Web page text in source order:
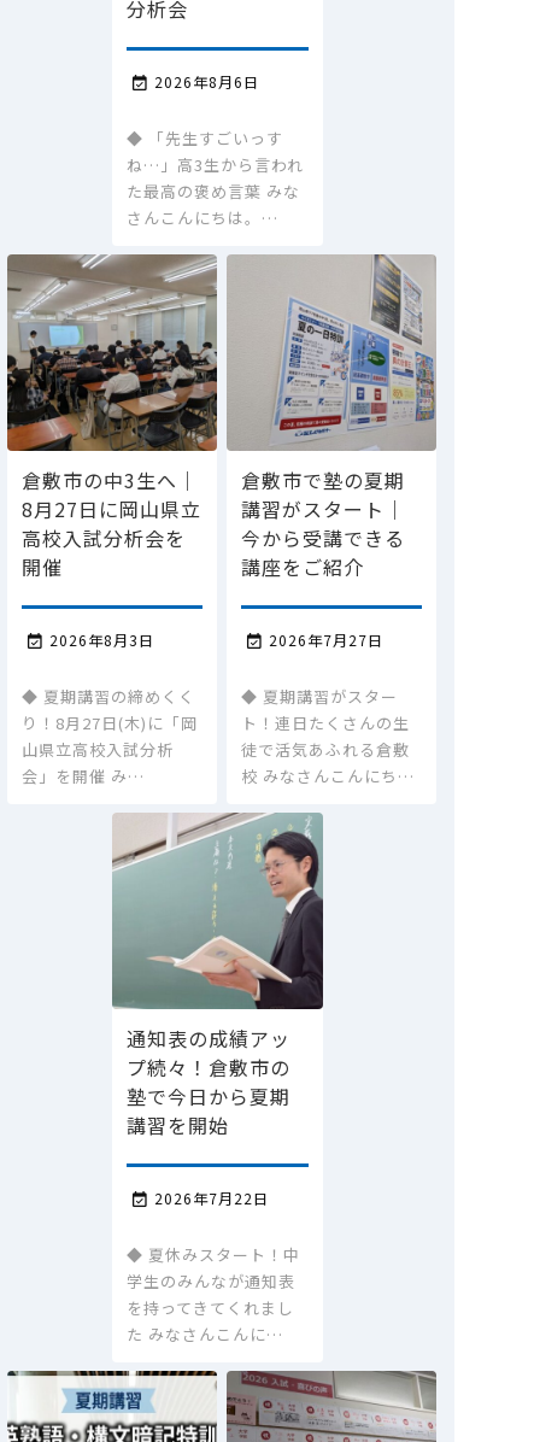
分析会
 2026年8月6日
◆ 「先生すごいっす
ね…」高3生から言われ
た最高の褒め言葉 みな
さんこんにちは。…
倉敷市の中3生へ｜
8月27日に岡山県立
高校入試分析会を
開催
 2026年8月3日
◆ 夏期講習の締めくく
り！8月27日(木)に「岡
山県立高校入試分析
会」を開催 み…
倉敷市で塾の夏期
講習がスタート｜
今から受講できる
講座をご紹介
 2026年7月27日
◆ 夏期講習がスター
ト！連日たくさんの生
徒で活気あふれる倉敷
校 みなさんこんにち…
通知表の成績アッ
プ続々！倉敷市の
塾で今日から夏期
講習を開始
 2026年7月22日
◆ 夏休みスタート！中
学生のみんなが通知表
を持ってきてくれまし
た みなさんこんに…